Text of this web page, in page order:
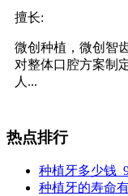
擅长:
微创种植，微创智
对整体口腔方案制
人...
热点排行
种植牙多少钱
种植牙的寿命